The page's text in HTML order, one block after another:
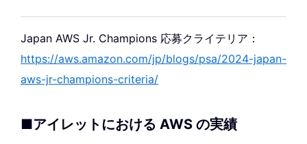
Japan AWS Jr. Champions 応募クライテリア：
https://aws.amazon.com/jp/blogs/psa/2024-japan-
aws-jr-champions-criteria/
■アイレットにおける AWS の実績